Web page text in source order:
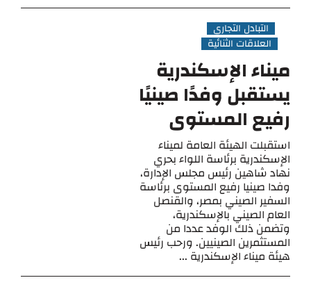
التبادل التجاري
العلاقات الثنائية
ميناء الإسكندرية
يستقبل وفدًا صينيًا
رفيع المستوى
استقبلت الهيئة العامة لميناء
الإسكندرية برئاسة اللواء بحري
نهاد شاهين رئيس مجلس الإدارة،
وفدا صينيا رفيع المستوى برئاسة
السفير الصيني بمصر، والقنصل
العام الصيني بالإسكندرية،
وتضمن ذلك الوفد عددا من
المستثمرين الصينيين. ورحب رئيس
هيئة ميناء الإسكندرية ...